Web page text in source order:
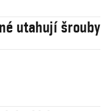
utahují šrouby